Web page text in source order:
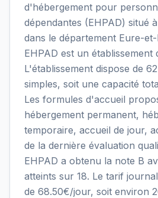
d'hébergement pour
dépendantes (EHPAD) situé
dans le département Eure-
EHPAD est un établissement
L'établissement dispose de
simples, soit une capacité
Les formules d'accueil
hébergement permanent,
temporaire, accueil de jour,
de la dernière évaluation
EHPAD a obtenu la note B
atteints sur 18. Le tarif
de 68.50€/jour, soit environ